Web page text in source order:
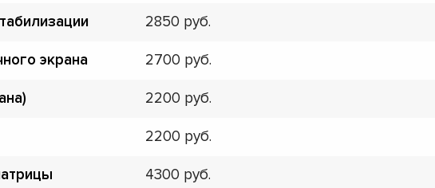
2850
экрана 2700
2200
2200
4300